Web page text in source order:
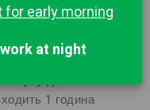
водії
до Ріміні
1 година
for early morning
at night